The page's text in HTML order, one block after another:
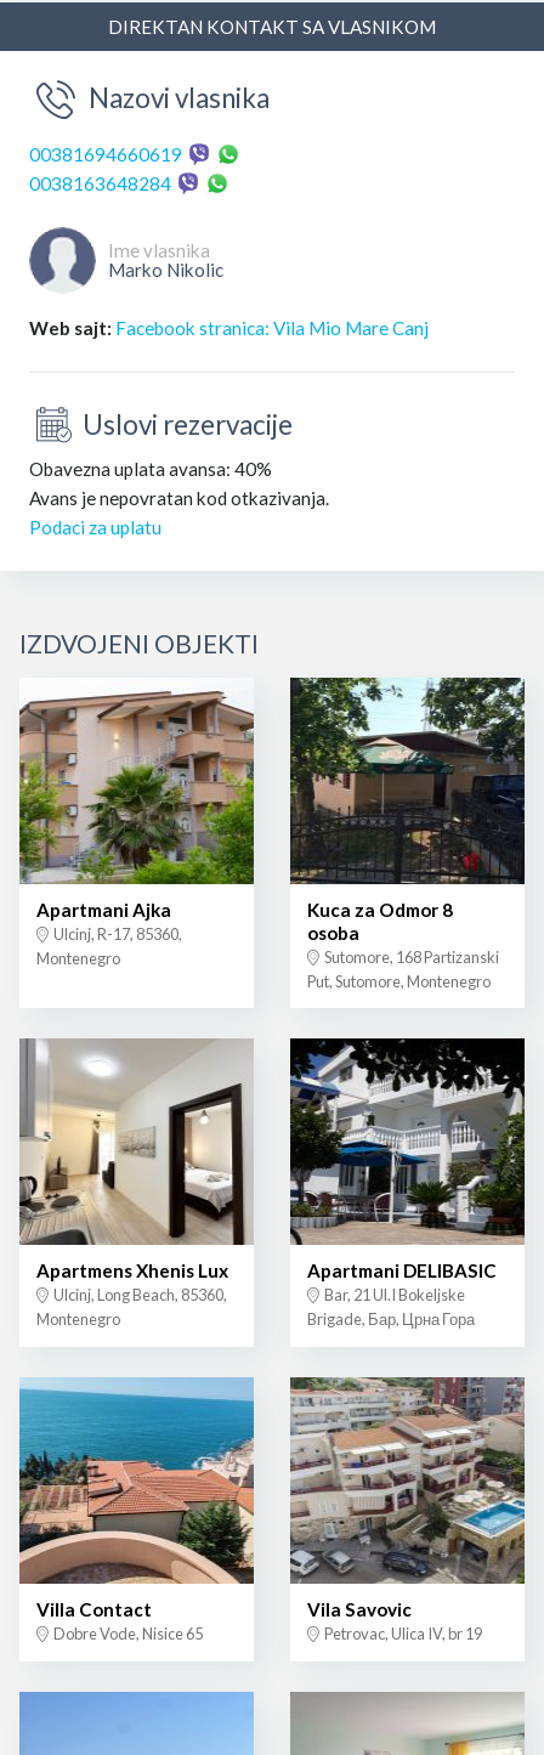
DIREKTAN KONTAKT SA VLASNIKOM
Nazovi vlasnika
00381694660619
0038163648284
Ime vlasnika
Marko Nikolic
Web sajt: Facebook stranica: Vila Mio Mare Canj
Uslovi rezervacije
Obavezna uplata avansa: 40%
Avans je nepovratan kod otkazivanja.
Podaci za uplatu
IZDVOJENI OBJEKTI
Apartmani Ajka
Ulcinj, R-17, 85360,
Montenegro
Kuca za Odmor 8
osoba
Sutomore, 168 Partizanski
Put, Sutomore, Montenegro
Apartmens Xhenis Lux
Ulcinj, Long Beach, 85360,
Montenegro
Apartmani DELIBASIC
Bar, 21 Ul.I Bokeljske
Brigade, Бар, Црна Гора
Villa Contact
Dobre Vode, Nisice 65
Vila Savovic
Petrovac, Ulica IV, br 19